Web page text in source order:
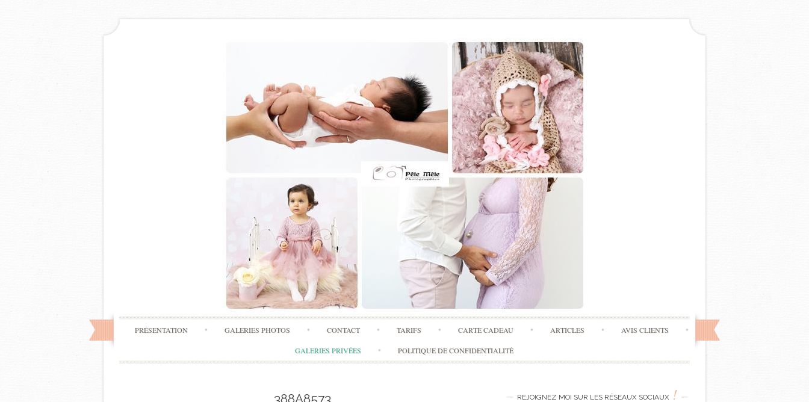
Skip
to
content
PRÉSENTATION GALERIES PHOTOS CONTACT TARIFS CARTE CADEAU ARTICLES AVIS CLIENTS
GALERIES PRIVÉES POLITIQUE DE CONFIDENTIALITÉ
388A8573 REJOIGNEZ MOI SUR LES RÉSEAUX SOCIAUX !